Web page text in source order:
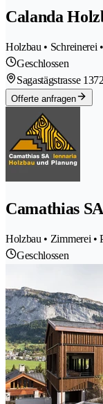
Calanda
Holzbau • Schreinerei
Geschlossen
Sagastägstrasse 13
Offerte anfragen
Camathias
Holzbau • Zimmerei •
Geschlossen